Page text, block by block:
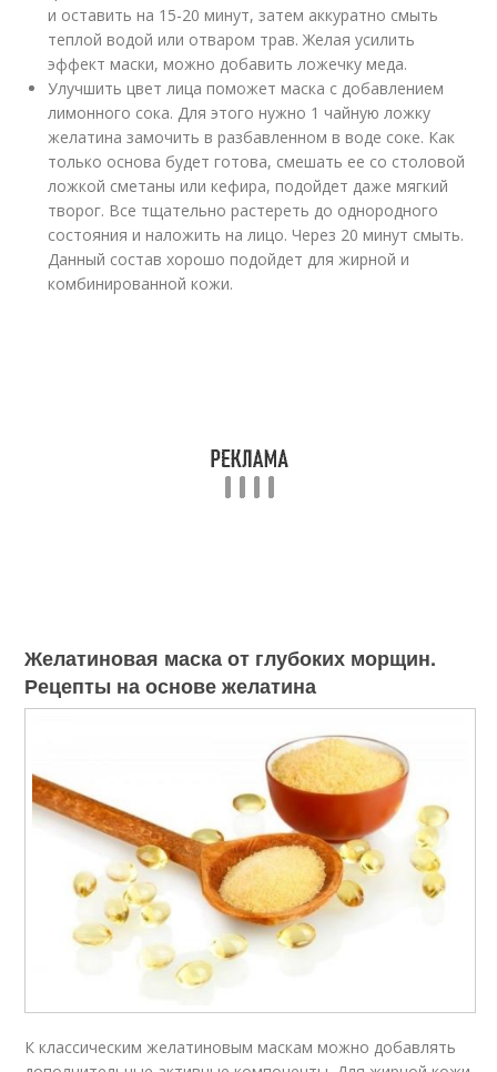
и оставить на 15-20 минут, затем аккуратно смыть
теплой водой или отваром трав. Желая усилить
эффект маски, можно добавить ложечку меда.
Улучшить цвет лица поможет маска с добавлением
лимонного сока. Для этого нужно 1 чайную ложку
желатина замочить в разбавленном в воде соке. Как
только основа будет готова, смешать ее со столовой
ложкой сметаны или кефира, подойдет даже мягкий
творог. Все тщательно растереть до однородного
состояния и наложить на лицо. Через 20 минут смыть.
Данный состав хорошо подойдет для жирной и
комбинированной кожи.
Желатиновая маска от глубоких морщин.
Рецепты на основе желатина
К классическим желатиновым маскам можно добавлять